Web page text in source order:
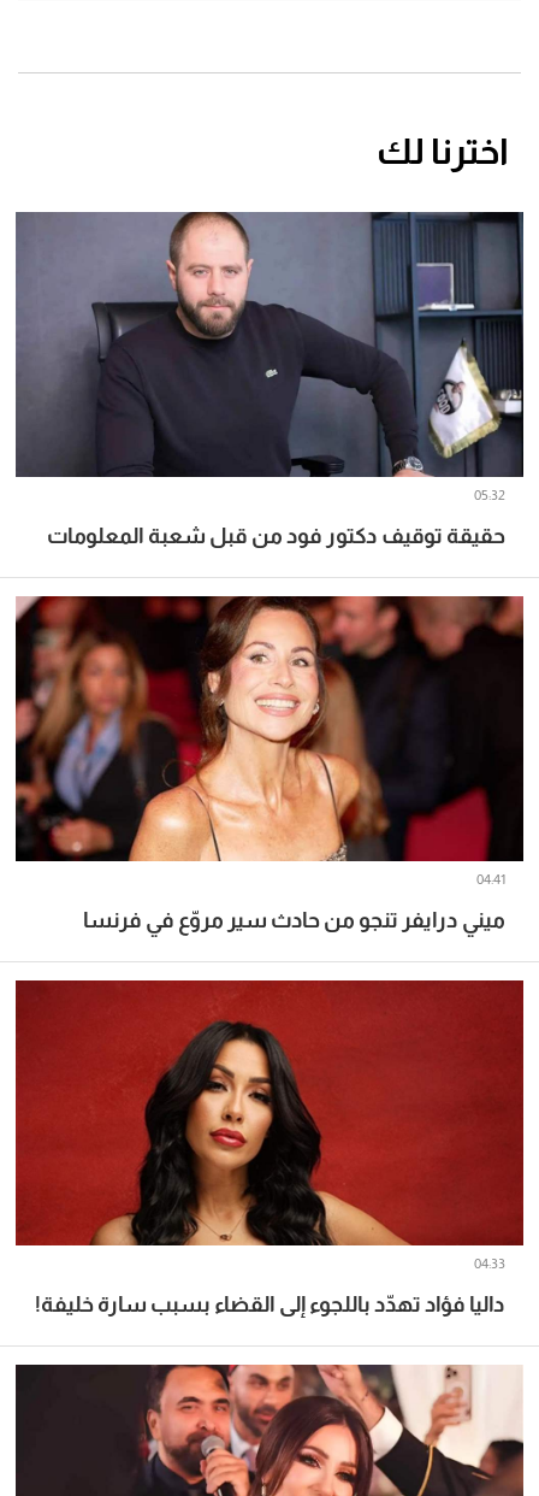
اخترنا لك
حقيقة توقيف دكتور فود من قبل شعبة المعلومات
05:32
ميني درايفر تنجو من حادث سير مروّع في فرنسا
04:41
داليا فؤاد تهدّد باللجوء إلى القضاء بسبب سارة خليفة!
04:33